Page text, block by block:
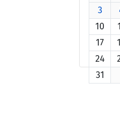
3
10
17
24
31